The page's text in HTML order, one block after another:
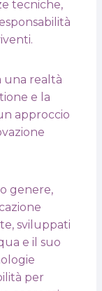
tecniche,
una realtà
e la
approccio
genere,
sviluppati
e il suo
per